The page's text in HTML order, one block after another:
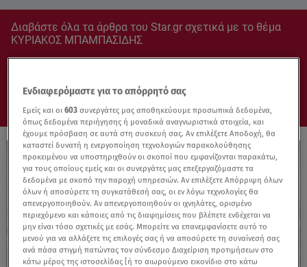
Διαβάστε όλα τα άρθρα του Star.gr σχετικά με το θέμα
ΚΥΡΙΑΚΟΣ ΜΠΑΜΠΑΣΙΔΗΣ
Ενδιαφερόμαστε για το απόρρητό σας
Εμείς και οι603 συνεργάτες μας αποθηκεύουμε προσωπικά δεδομένα,
όπως δεδομένα περιήγησης ή μοναδικά αναγνωριστικά στοιχεία, και
έχουμε πρόσβαση σε αυτά στη συσκευή σας. Αν επιλέξετε Αποδοχή, θα
καταστεί δυνατή η ενεργοποίηση τεχνολογιών παρακολούθησης
προκειμένου να υποστηριχθούν οι σκοποί που εμφανίζονται παρακάτω,
για τους οποίους εμείς και οι συνεργάτες μας επεξεργαζόμαστε τα
δεδομένα με σκοπό την παροχή υπηρεσιών. Αν επιλέξετε Απόρριψη όλων
όλων ή αποσύρετε τη συγκατάθεσή σας, οι εν λόγω τεχνολογίες θα
απενεργοποιηθούν. Αν απενεργοποιηθούν οι ιχνηλάτες, ορισμένο
περιεχόμενο και κάποιες από τις διαφημίσεις που βλέπετε ενδέχεται να
μην είναι τόσο σχετικές με εσάς. Μπορείτε να επανεμφανίσετε αυτό το
μενού για να αλλάξετε τις επιλογές σας ή να αποσύρετε τη συναίνεσή σας
ανά πάσα στιγμή πατώντας τον σύνδεσμο Διαχείριση προτιμήσεων στο
κάτω μέρος της ιστοσελίδας [ή το αιωρούμενο εικονίδιο στο κάτω